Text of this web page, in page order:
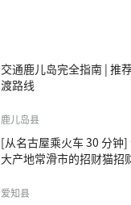
交通鹿儿岛完全指南 | 推
渡路线
鹿儿岛县
[从名古屋乘火车 30 分钟
大产地常滑市的招财猫招
爱知县